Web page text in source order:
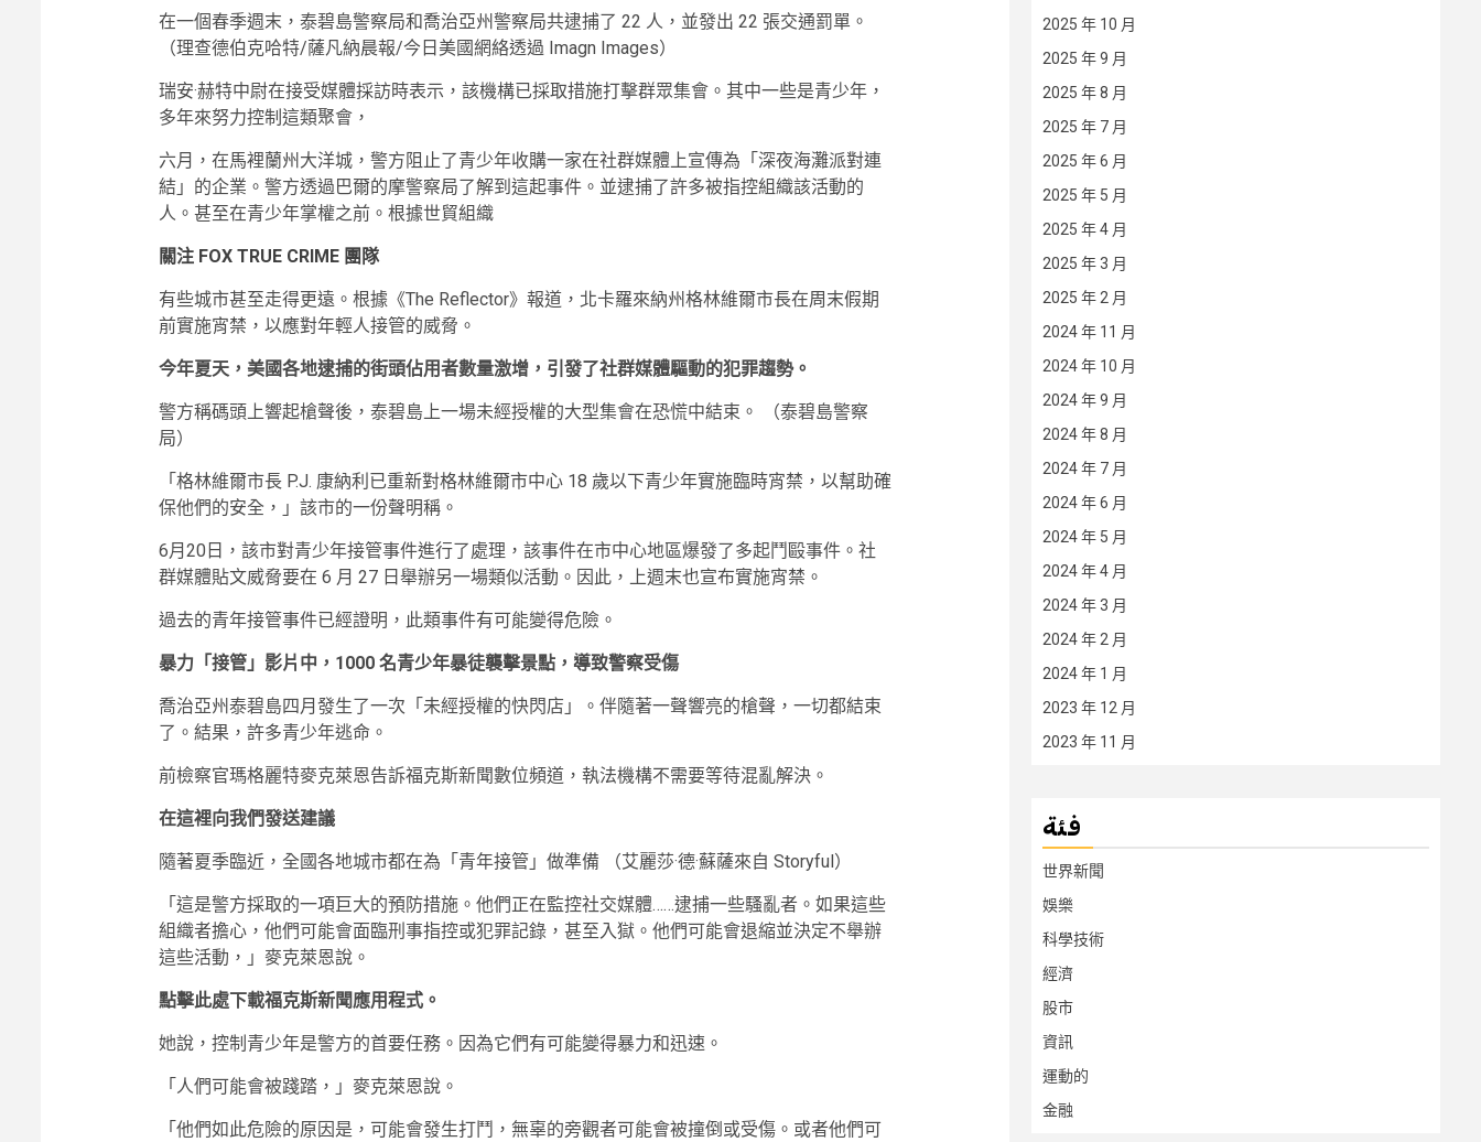
在一個春季週末，泰碧島警察局和喬治亞州警察局共逮捕了 22 人，並發出 22 張交通罰單。
（理查德伯克哈特/薩凡納晨報/今日美國網絡透過 Imagn Images）
瑞安·赫特中尉在接受媒體採訪時表示，該機構已採取措施打擊群眾集會。其中一些是青少年，
多年來努力控制這類聚會，
六月，在馬裡蘭州大洋城，警方阻止了青少年收購一家在社群媒體上宣傳為「深夜海灘派對連
結」的企業。警方透過巴爾的摩警察局了解到這起事件。並逮捕了許多被指控組織該活動的
人。甚至在青少年掌權之前。根據世貿組織
關注 FOX TRUE CRIME 團隊
有些城市甚至走得更遠。根據《The Reflector》報道，北卡羅來納州格林維爾市長在周末假期
前實施宵禁，以應對年輕人接管的威脅。
今年夏天，美國各地逮捕的街頭佔用者數量激增，引發了社群媒體驅動的犯罪趨勢。
警方稱碼頭上響起槍聲後，泰碧島上一場未經授權的大型集會在恐慌中結束。
（泰碧島警察
局）
「格林維爾市長 P.J. 康納利已重新對格林維爾市中心 18 歲以下青少年實施臨時宵禁，以幫助確
保他們的安全，」該市的一份聲明稱。
6月20日，該市對青少年接管事件進行了處理，該事件在市中心地區爆發了多起鬥毆事件。社
群媒體貼文威脅要在 6 月 27 日舉辦另一場類似活動。因此，上週末也宣布實施宵禁。
過去的青年接管事件已經證明，此類事件有可能變得危險。
暴力「接管」影片中，1000 名青少年暴徒襲擊景點，導致警察受傷
喬治亞州泰碧島四月發生了一次「未經授權的快閃店」。伴隨著一聲響亮的槍聲，一切都結束
了。結果，許多青少年逃命。
前檢察官瑪格麗特麥克萊恩告訴福克斯新聞數位頻道，執法機構不需要等待混亂解決。
在這裡向我們發送建議
隨著夏季臨近，全國各地城市都在為「青年接管」做準備 （艾麗莎·德·蘇薩來自 Storyful）
「這是警方採取的一項巨大的預防措施。他們正在監控社交媒體……逮捕一些騷亂者。如果這些
組織者擔心，他們可能會面臨刑事指控或犯罪記錄，甚至入獄。他們可能會退縮並決定不舉辦
這些活動，」麥克萊恩說。
點擊此處下載福克斯新聞應用程式。
她說，控制青少年是警方的首要任務。因為它們有可能變得暴力和迅速。
「人們可能會被踐踏，」麥克萊恩說。
「他們如此危險的原因是，可能會發生打鬥，無辜的旁觀者可能會被撞倒或受傷。或者他們可
2025 年 10 月
2025 年 9 月
2025 年 8 月
2025 年 7 月
2025 年 6 月
2025 年 5 月
2025 年 4 月
2025 年 3 月
2025 年 2 月
2024 年 11 月
2024 年 10 月
2024 年 9 月
2024 年 8 月
2024 年 7 月
2024 年 6 月
2024 年 5 月
2024 年 4 月
2024 年 3 月
2024 年 2 月
2024 年 1 月
2023 年 12 月
2023 年 11 月
فئة
世界新聞
娛樂
科學技術
經濟
股市
資訊
運動的
金融